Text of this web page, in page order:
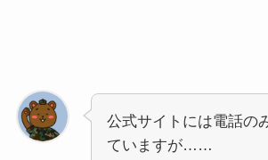
公式サイトには電話の
ていますが……